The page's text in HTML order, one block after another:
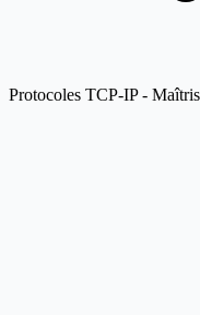
Protocoles TCP-IP -